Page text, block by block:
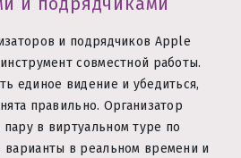
и подрядчиков Apple
совместной работы.
единое видение и убедиться,
правильно. Организатор
в виртуальном туре по
варианты в реальном времени и